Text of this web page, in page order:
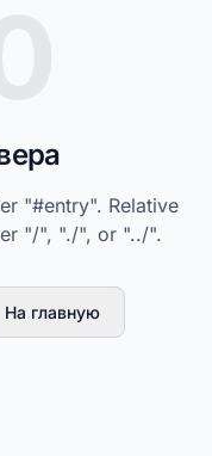
"#entry". Relative
"/", "./", or "../".
На главную